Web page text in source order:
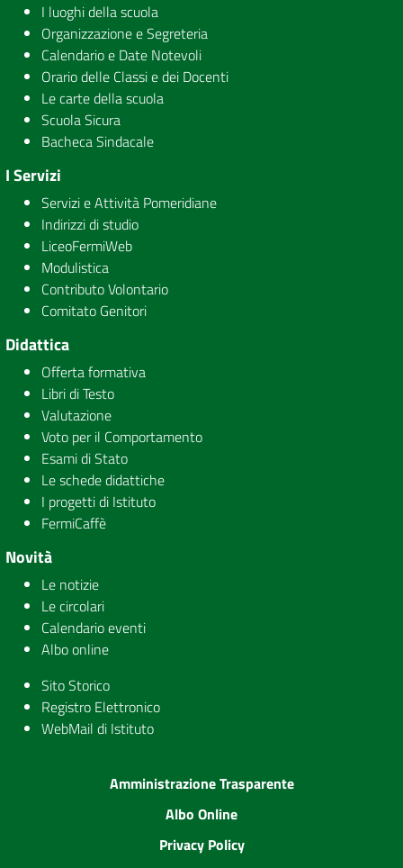
I luoghi della scuola
Organizzazione e Segreteria
Calendario e Date Notevoli
Orario delle Classi e dei Docenti
Le carte della scuola
Scuola Sicura
Bacheca Sindacale
I Servizi
Servizi e Attività Pomeridiane
Indirizzi di studio
LiceoFermiWeb
Modulistica
Contributo Volontario
Comitato Genitori
Didattica
Offerta formativa
Libri di Testo
Valutazione
Voto per il Comportamento
Esami di Stato
Le schede didattiche
I progetti di Istituto
FermiCaffè
Novità
Le notizie
Le circolari
Calendario eventi
Albo online
Sito Storico
Registro Elettronico
WebMail di Istituto
Amministrazione Trasparente
Albo Online
Privacy Policy